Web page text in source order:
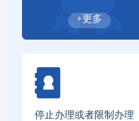
+更多
停止办理或者限制办理